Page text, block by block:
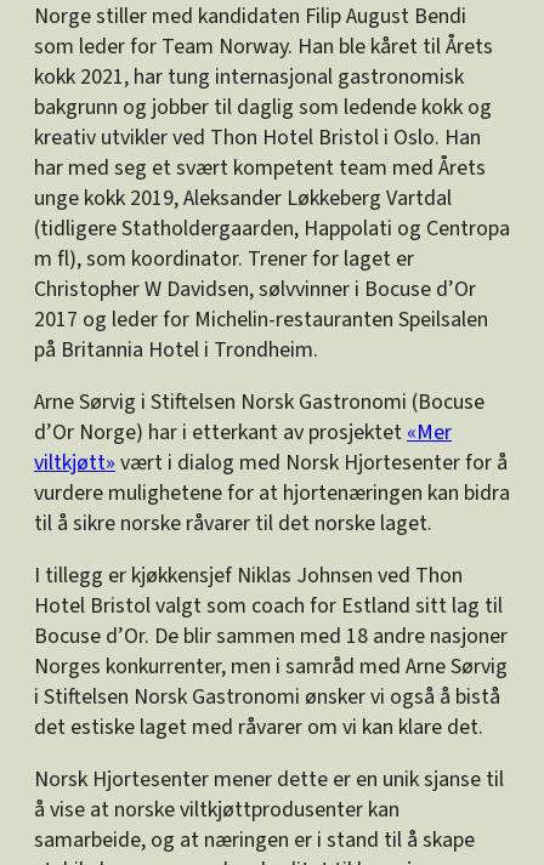
Norge stiller med kandidaten Filip August Bendi
som leder for Team Norway. Han ble kåret til Årets
kokk 2021, har tung internasjonal gastronomisk
bakgrunn og jobber til daglig som ledende kokk og
kreativ utvikler ved Thon Hotel Bristol i Oslo. Han
har med seg et svært kompetent team med Årets
unge kokk 2019, Aleksander Løkkeberg Vartdal
(tidligere Statholdergaarden, Happolati og Centropa
m fl), som koordinator. Trener for laget er
Christopher W Davidsen, sølvvinner i Bocuse d’Or
2017 og leder for Michelin-restauranten Speilsalen
på Britannia Hotel i Trondheim.
Arne Sørvig i Stiftelsen Norsk Gastronomi (Bocuse
d’Or Norge) har i etterkant av prosjektet«Mer
viltkjøtt»vært i dialog med Norsk Hjortesenter for å
vurdere mulighetene for at hjortenæringen kan bidra
til å sikre norske råvarer til det norske laget.
I tillegg er kjøkkensjef Niklas Johnsen ved Thon
Hotel Bristol valgt som coach for Estland sitt lag til
Bocuse d’Or. De blir sammen med 18 andre nasjoner
Norges konkurrenter, men i samråd med Arne Sørvig
i Stiftelsen Norsk Gastronomi ønsker vi også å bistå
det estiske laget med råvarer om vi kan klare det.
Norsk Hjortesenter mener dette er en unik sjanse til
å vise at norske viltkjøttprodusenter kan
samarbeide, og at næringen er i stand til å skape